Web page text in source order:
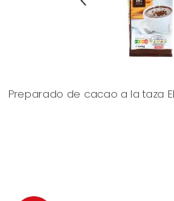
Preparado de cacao a la taza